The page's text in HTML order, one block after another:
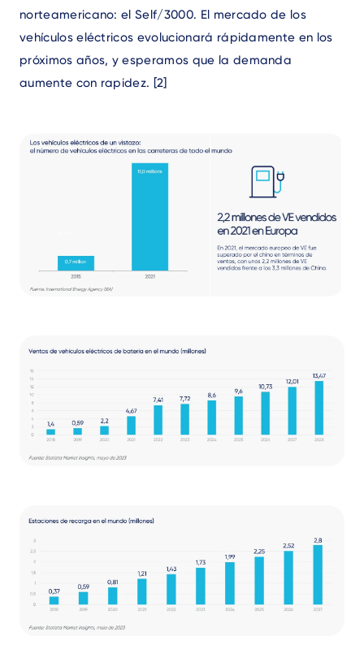
norteamericano: el Self/3000. El mercado de los
vehículos eléctricos evolucionará rápidamente en los
próximos años, y esperamos que la demanda
aumente con rapidez. [2]